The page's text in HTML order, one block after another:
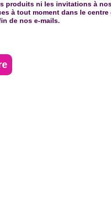
produits ni les invitations à
à tout moment dans le centre
de nos e-mails.